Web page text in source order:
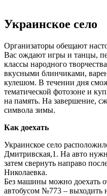
Украинское село
Организаторы обещают
Вас ождают игры и танцы,
классы народного
вкусными блинчиками,
кулешом. В течении дня
тематической фотозоне и
на память. На завершение,
символа зимы.
Как доехать
Украинское село
Дмитривская,1. На авто
затем свернуть направо
Николаевка.
Без машины можно доехать
автобусом №773 – выходить